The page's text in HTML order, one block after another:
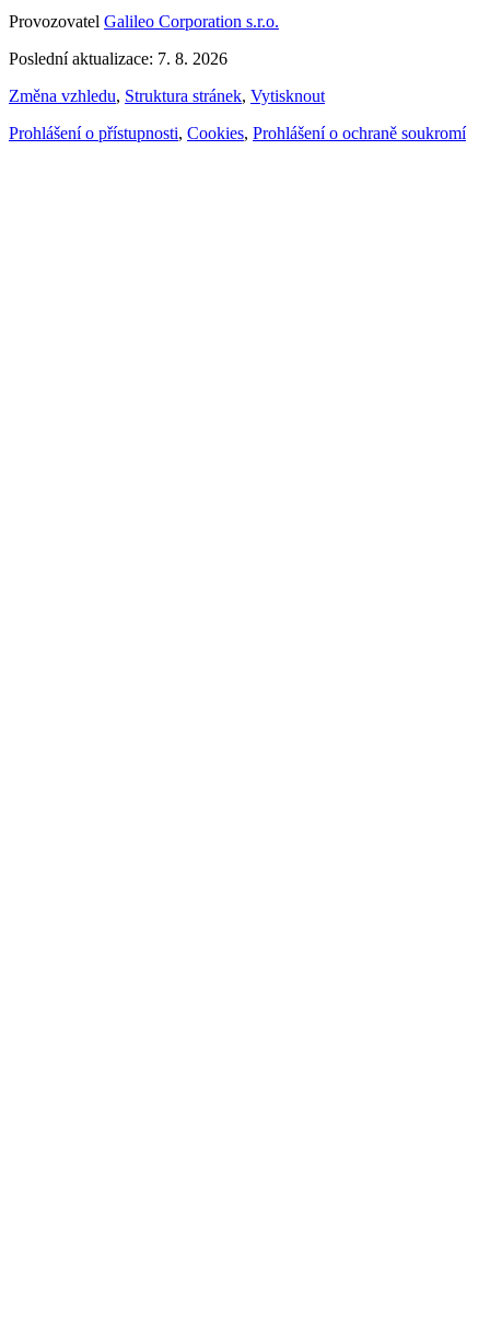
Provozovatel Galileo Corporation s.r.o.
Poslední aktualizace: 7. 8. 2026
Změna vzhledu, Struktura stránek, Vytisknout
Prohlášení o přístupnosti, Cookies, Prohlášení o ochraně soukromí